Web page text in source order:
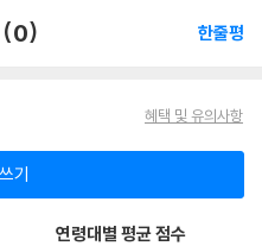
(0) 한줄평
혜택 및 유의사항
기
연령대별 평균 점수